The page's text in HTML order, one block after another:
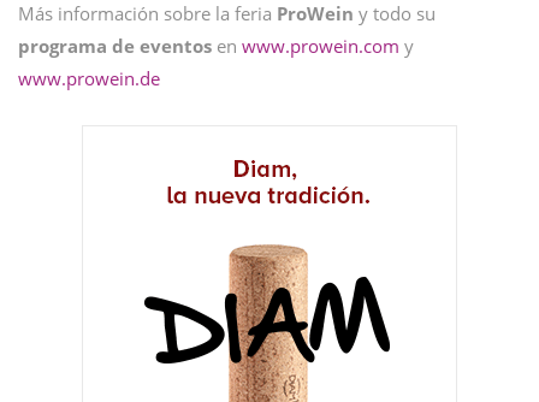
Más información sobre la feria ProWein y todo su
programa de eventos en www.prowein.com y
www.prowein.de